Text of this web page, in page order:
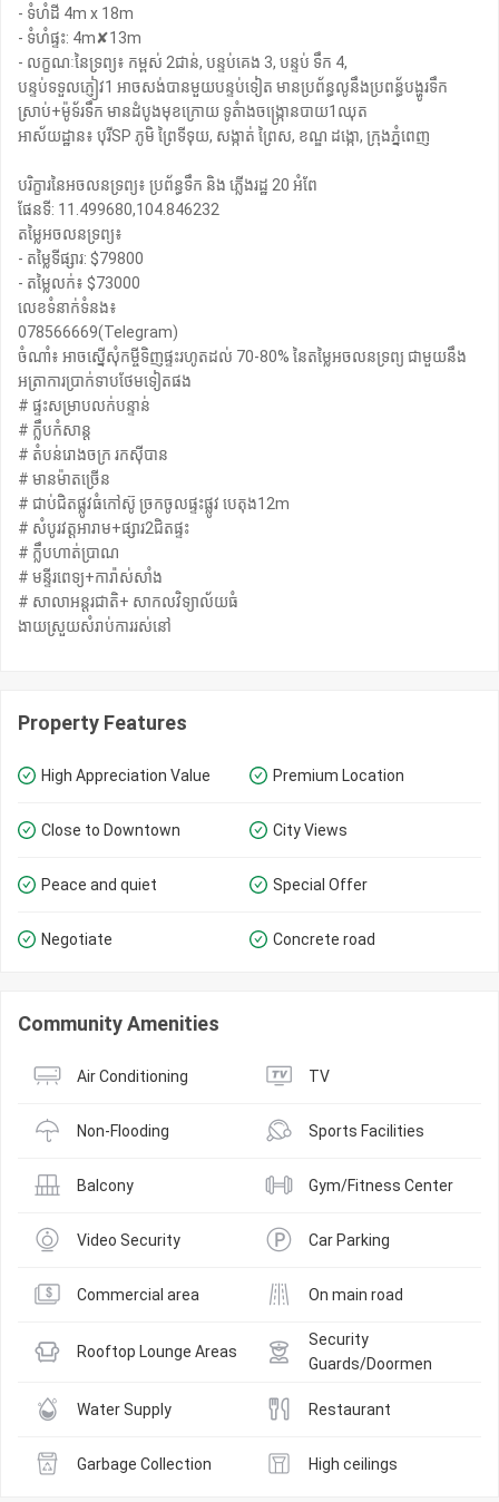
- ទំហំដី 4m x 18m
- ទំហំផ្ទះ: 4m✘13m
- លក្ខណៈនៃទ្រព្យ៖ កម្ពស់ 2ជាន់, បន្ទប់គេង 3, បន្ទប់ ទឹក 4,
បន្ទប់ទទួលភ្ញៀវ1 អាចសង់បានមួយបន្ទប់ទៀត មានប្រព័ន្ធលូនឹងប្រពន្ធ័បង្ហូរទឹក
ស្រាប់+ម៉ូទ័រទឹក មានដំបូងមុខក្រោយ ទូតំាងចង្រ្កោនបាយ1ឈុត
អាស័យដ្ឋាន៖ បុរីSP ភូមិ ព្រៃទីទុយ, សង្កាត់ ព្រៃស, ខណ្ឌ ដង្កោ, ក្រុងភ្នំពេញ
បរិក្ខារនៃអចលនទ្រព្យ៖ ប្រព័ន្ធទឹក និង ភ្លើងរដ្ឋ 20 អំពែ
ផែនទី: 11.499680,104.846232
តម្លៃអចលនទ្រព្យ៖
- តម្លៃទីផ្សារ: $79800
- តម្លៃលក់៖ $73000
លេខទំនាក់ទំនង៖
078566669(Telegram)
ចំណាំ៖ អាចស្នើសុំកម្ចីទិញផ្ទះរហូតដល់ 70-80% នៃតម្លៃអចលនទ្រព្យ ជាមួយនឹង
អត្រាការប្រាក់ទាបថែមទៀតផង
# ផ្ទះសម្រាបលក់បន្ទាន់
# ក្លឹបកំសាន្ដ
# តំបន់រោងចក្រ រកសុីបាន
# មានម៉ាតច្រើន
# ជាប់ជិតផ្លូវធំកៅស៊ូ ច្រកចូលផ្ទះផ្លូវ បេតុង12m
# សំបូរវត្តអារាម+ផ្សារ2ជិតផ្ទះ
# ក្លឹបហាត់ប្រាណ
# មន្ទីរពេទ្យ+ការ៉ាស់សាំង
# សាលាអន្ដរជាតិ+ សាកលវិទ្យាល័យធំ
ងាយស្រួយសំរាប់ការរស់នៅ
Property Features
High Appreciation Value Premium Location
Close to Downtown City Views
Peace and quiet Special Offer
Negotiate Concrete road
Community Amenities
Air Conditioning TV
Non-Flooding Sports Facilities
Balcony Gym/Fitness Center
Video Security Car Parking
Commercial area On main road
Rooftop Lounge Areas
Security
Guards/Doormen
Water Supply Restaurant
Garbage Collection High ceilings